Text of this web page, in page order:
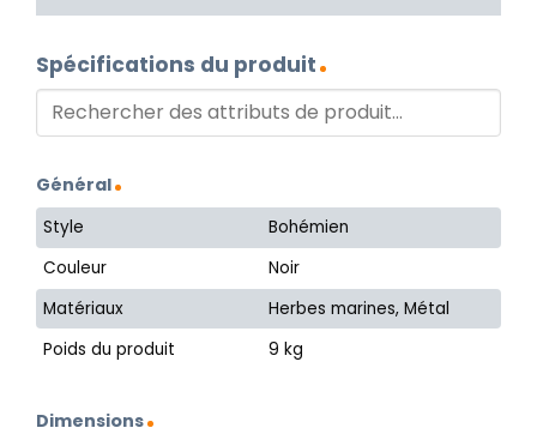
Spécifications du produit
Général
Style
Bohémien
Couleur
Noir
Matériaux
Herbes marines, Métal
Poids du produit
9 kg
Dimensions